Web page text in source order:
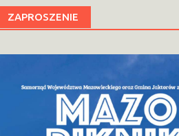
ZAPROSZENIE